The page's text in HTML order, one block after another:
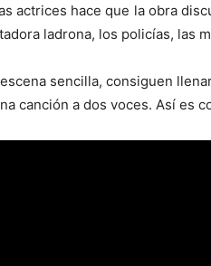
actrices hace que la obra
ladrona, los policías, las
sencilla, consiguen
canción a dos voces. Así es